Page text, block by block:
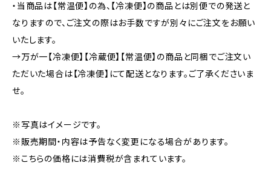
・当商品は【常温便】の為、【冷凍便】の商品とは別便での発送と
なりますので、ご注文の際はお手数ですが別々にご注文をお願い
いたします。
→万が一【冷凍便】【冷蔵便】【常温便】の商品と同梱でご注文い
ただいた場合は【冷凍便】にて配送となります。ご了承くださいま
せ。
※写真はイメージです。
※販売期間・内容は予告なく変更になる場合があります。
※こちらの価格には消費税が含まれています。